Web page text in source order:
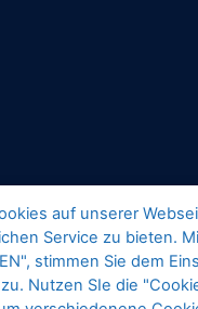
auf unserer
Service zu bieten.
stimmen Sie dem
Nutzen SIe die